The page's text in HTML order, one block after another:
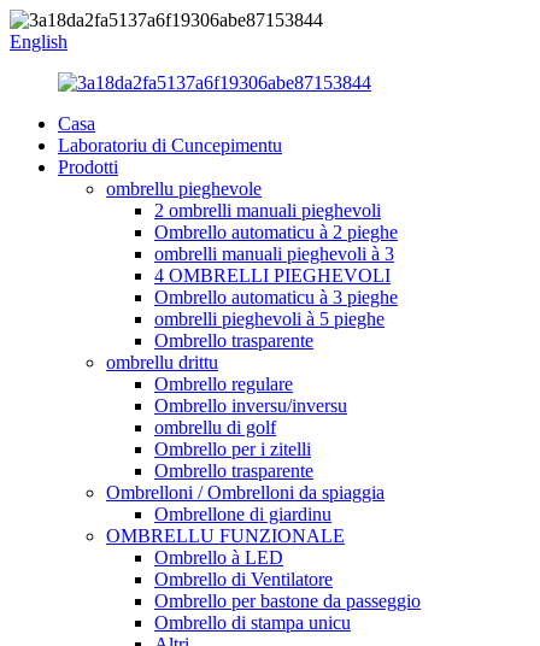
English
Casa
Laboratoriu di Cuncepimentu
Prodotti
ombrellu pieghevole
2 ombrelli manuali pieghevoli
Ombrello automaticu à 2 pieghe
ombrelli manuali pieghevoli à 3
4 OMBRELLI PIEGHEVOLI
Ombrello automaticu à 3 pieghe
ombrelli pieghevoli à 5 pieghe
Ombrello trasparente
ombrellu drittu
Ombrello regulare
Ombrello inversu/inversu
ombrellu di golf
Ombrello per i zitelli
Ombrello trasparente
Ombrelloni / Ombrelloni da spiaggia
Ombrellone di giardinu
OMBRELLU FUNZIONALE
Ombrello à LED
Ombrello di Ventilatore
Ombrello per bastone da passeggio
Ombrello di stampa unicu